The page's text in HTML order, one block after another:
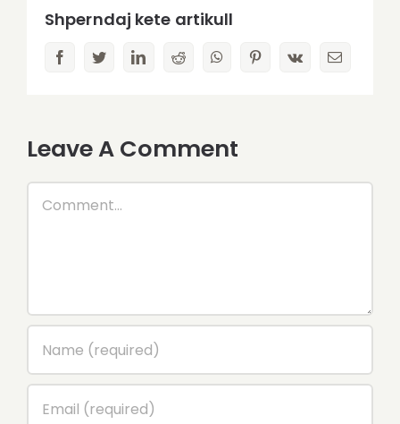
Shperndaj kete artikull
facebooktwitterlinkedinreddit whatsapppinterestvk Email
Leave A Comment